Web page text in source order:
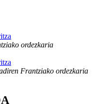
ordezkaria
Frantziako ordezkaria